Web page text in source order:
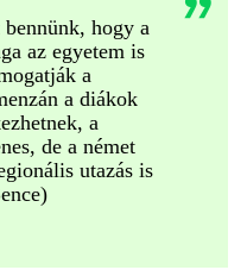
bennünk, hogy a
az egyetem is
a
a diákok
a
de a német
utazás is